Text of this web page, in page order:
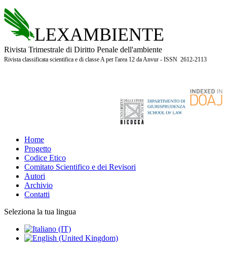
LEXAMBIENTE
Rivista Trimestrale di Diritto Penale dell'ambiente
Rivista classificata scientifica e di classe A per l'area 12 da Anvur - ISSN 2612-2113
Home
Progetto
Codice Etico
Comitato Scientifico e dei Revisori
Autori
Archivio
Contatti
Seleziona la tua lingua